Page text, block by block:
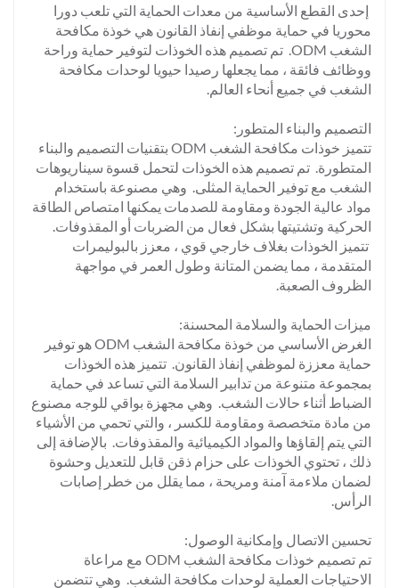
إحدى القطع الأساسية من معدات الحماية التي تلعب دورا
محوريا في حماية موظفي إنفاذ القانون هي خوذة مكافحة
الشغب ODM. تم تصميم هذه الخوذات لتوفير حماية وراحة
ووظائف فائقة ، مما يجعلها رصيدا حيويا لوحدات مكافحة
الشغب في جميع أنحاء العالم.
التصميم والبناء المتطور:
تتميز خوذات مكافحة الشغب ODM بتقنيات التصميم والبناء
المتطورة. تم تصميم هذه الخوذات لتحمل قسوة سيناريوهات
الشغب مع توفير الحماية المثلى. وهي مصنوعة باستخدام
مواد عالية الجودة ومقاومة للصدمات يمكنها امتصاص الطاقة
الحركية وتشتيتها بشكل فعال من الضربات أو المقذوفات.
تتميز الخوذات بغلاف خارجي قوي ، معزز بالبوليمرات
المتقدمة ، مما يضمن المتانة وطول العمر في مواجهة
الظروف الصعبة.
ميزات الحماية والسلامة المحسنة:
الغرض الأساسي من خوذة مكافحة الشغب ODM هو توفير
حماية معززة لموظفي إنفاذ القانون. تتميز هذه الخوذات
بمجموعة متنوعة من تدابير السلامة التي تساعد في حماية
الضباط أثناء حالات الشغب. وهي مجهزة بواقي للوجه مصنوع
من مادة متخصصة ومقاومة للكسر ، والتي تحمي من الأشياء
التي يتم إلقاؤها والمواد الكيميائية والمقذوفات. بالإضافة إلى
ذلك ، تحتوي الخوذات على حزام ذقن قابل للتعديل وحشوة
لضمان ملاءمة آمنة ومريحة ، مما يقلل من خطر إصابات
الرأس.
تحسين الاتصال وإمكانية الوصول:
تم تصميم خوذات مكافحة الشغب ODM مع مراعاة
الاحتياجات العملية لوحدات مكافحة الشغب. وهي تتضمن